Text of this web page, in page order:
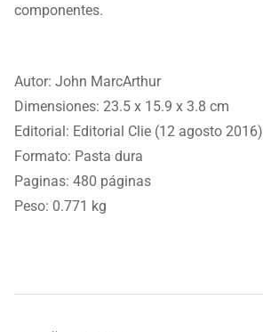
componentes.
Autor: John MarcArthur
Dimensiones: 23.5 x 15.9 x 3.8 cm
Editorial: Editorial Clie (12 agosto 2016)
Formato: Pasta dura
Paginas: 480 páginas
Peso: 0.771 kg